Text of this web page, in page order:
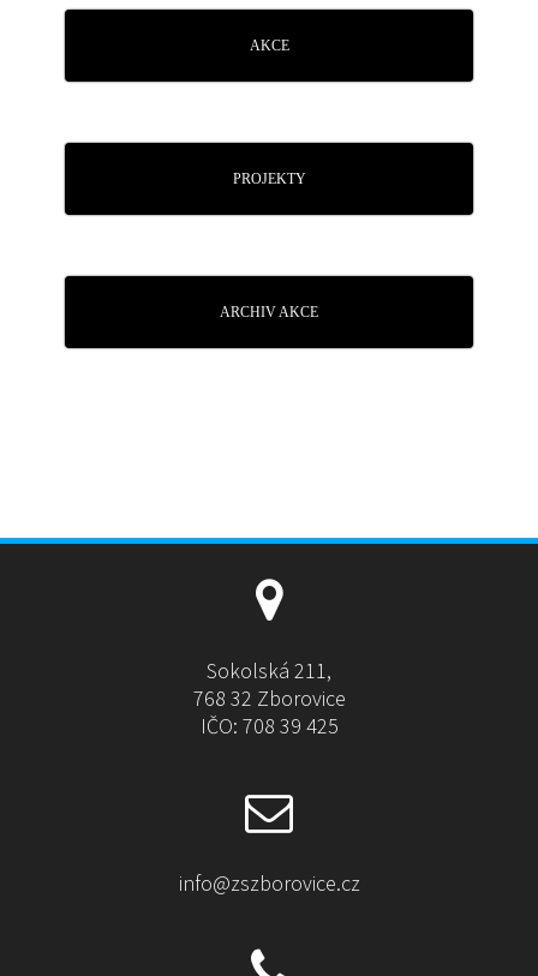
AKCE
PROJEKTY
ARCHIV AKCE
Sokolská 211,
768 32 Zborovice
IČO: 708 39 425
info@zszborovice.cz